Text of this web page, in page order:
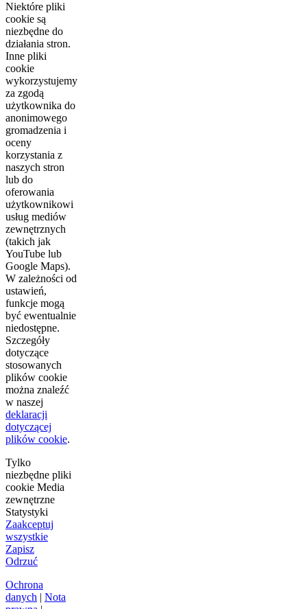
Niektóre pliki
cookie są
niezbędne do
działania stron.
Inne pliki
cookie
wykorzystujemy
za zgodą
użytkownika do
anonimowego
gromadzenia i
oceny
korzystania z
naszych stron
lub do
oferowania
użytkownikowi
usług mediów
zewnętrznych
(takich jak
YouTube lub
Google Maps).
W zależności od
ustawień,
funkcje mogą
być ewentualnie
niedostępne.
Szczegóły
dotyczące
stosowanych
plików cookie
można znaleźć
w naszej
deklaracji
dotyczącej
plików cookie.
Tylko
niezbędne pliki
cookie Media
zewnętrzne
Statystyki
Zaakceptuj
wszystkie
Zapisz
Odrzuć
Ochrona
danych | Nota